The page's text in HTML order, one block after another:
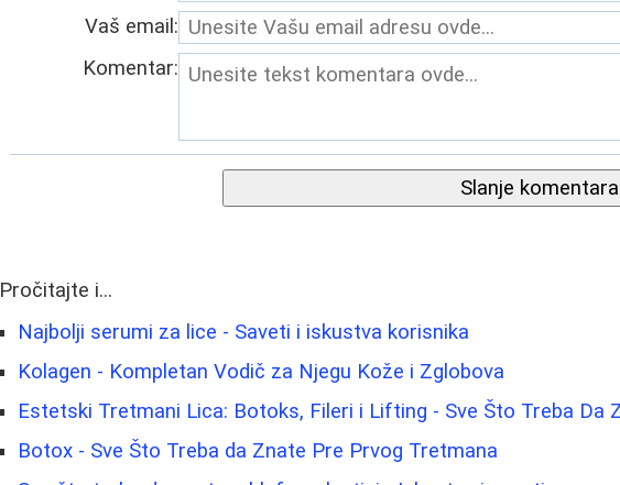
Vaš email:
Komentar:
Slanje komentara
Pročitajte i...
Najbolji serumi za lice - Saveti i iskustva korisnika
Kolagen - Kompletan Vodič za Njegu Kože i Zglobova
Estetski Tretmani Lica: Botoks, Fileri i Lifting - Sve Što Treba Da
Botox - Sve Što Treba da Znate Pre Prvog Tretmana